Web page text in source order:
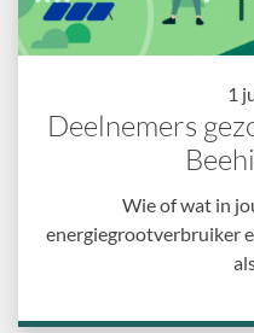
1
Deelnemers
Wie of wat in
energiegrootverbruiker